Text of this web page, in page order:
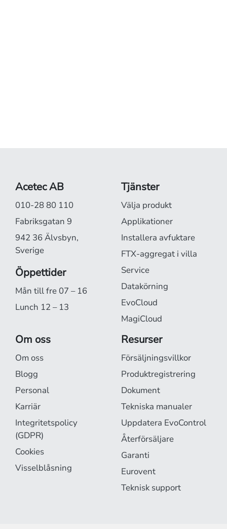
Acetec AB
010-28 80 110
Fabriksgatan 9
942 36 Älvsbyn,
Sverige
Öppettider
Mån till fre 07 – 16
Lunch 12 – 13
Tjänster
Välja produkt
Applikationer
Installera avfuktare
FTX-aggregat i villa
Service
Datakörning
EvoCloud
MagiCloud
Om oss
Om oss
Blogg
Personal
Karriär
Integritetspolicy
(GDPR)
Cookies
Visselblåsning
Resurser
Försäljningsvillkor
Produktregistrering
Dokument
Tekniska manualer
Uppdatera EvoControl
Återförsäljare
Garanti
Eurovent
Teknisk support